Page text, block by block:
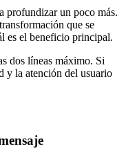
profundizar un poco más.
que se
es el beneficio principal.
dos líneas máximo. Si
y la atención del usuario